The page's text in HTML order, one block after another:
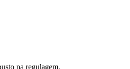
na regulagem.